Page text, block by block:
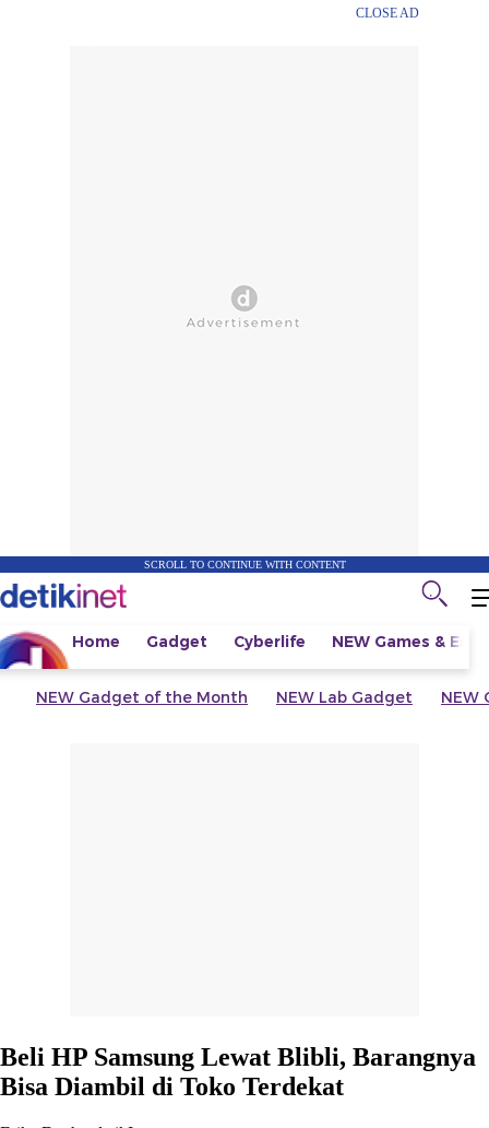
CLOSE AD
SCROLL TO CONTINUE WITH CONTENT
Home Gadget Cyberlife NEW Games &
NEW Gadget of the Month NEW Lab Gadget NEW
Beli HP Samsung Lewat Blibli, Barangnya
Bisa Diambil di Toko Terdekat